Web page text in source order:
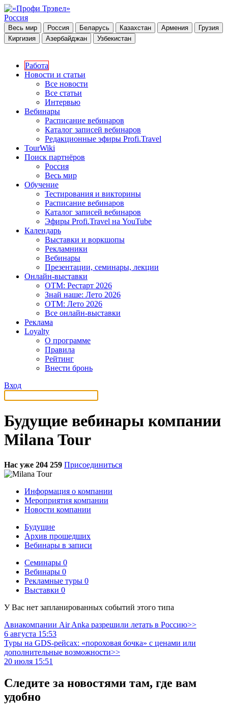
Россия
Весь мир Россия Беларусь Казахстан Армения
Грузия
Киргизия
Азербайджан Узбекистан
Работа
Новости и статьи
Все новости
Все статьи
Интервью
Вебинары
Расписание вебинаров
Каталог записей вебинаров
Редакционные эфиры Profi.Travel
TourWiki
Поиск партнёров
Россия
Весь мир
Обучение
Тестирования и викторины
Расписание вебинаров
Каталог записей вебинаров
Эфиры Profi.Travel на YouTube
Календарь
Выставки и воркшопы
Рекламники
Вебинары
Презентации, семинары, лекции
Онлайн-выставки
OTM: Рестарт 2026
Знай наше: Лето 2026
OTM: Лето 2026
Все онлайн-выставки
Реклама
Loyalty
О программе
Правила
Рейтинг
Внести бронь
Вход
Будущие вебинары компании
Milana Tour
Нас уже 204 259 Присоединиться
Информация о компании
Мероприятия компании
Новости компании
Будущие
Архив прошедших
Вебинары в записи
Семинары 0
Вебинары 0
Рекламные туры 0
Выставки 0
У Вас нет запланированных событий этого типа
Авиакомпании Air Anka разрешили летать в Россию>>
6 августа 15:53
Туры на GDS-рейсах: «пороховая бочка» с ценами или
дополнительные возможности>>
20 июля 15:51
Следите за новостями там, где вам
удобно